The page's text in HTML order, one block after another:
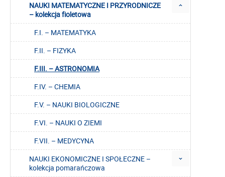
NAUKI MATEMATYCZNE I PRZYRODNICZE
– kolekcja fioletowa
F.I. – MATEMATYKA
F.II. – FIZYKA
F.III. – ASTRONOMIA
F.IV. – CHEMIA
F.V. – NAUKI BIOLOGICZNE
F.VI. – NAUKI O ZIEMI
F.VII. – MEDYCYNA
NAUKI EKONOMICZNE I SPOŁECZNE –
kolekcja pomarańczowa